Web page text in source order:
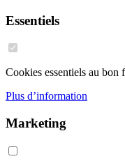
Essentiels
Cookies essentiels au bon
Plus d’information
Marketing